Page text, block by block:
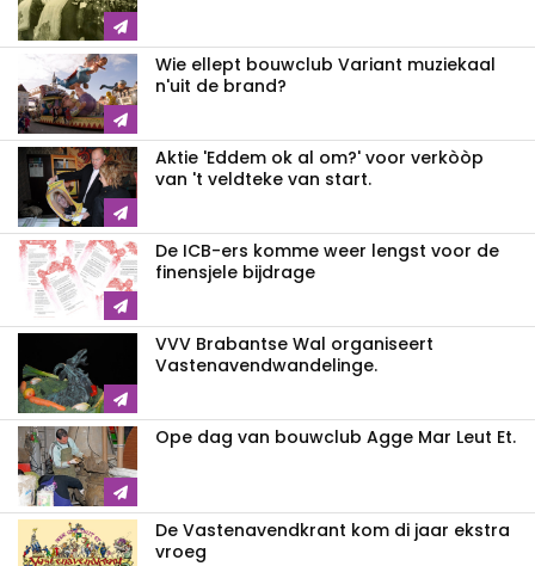
Wie ellept bouwclub Variant muziekaal
n'uit de brand?
Aktie 'Eddem ok al om?' voor verkòòp
van 't veldteke van start.
De ICB-ers komme weer lengst voor de
finensjele bijdrage
VVV Brabantse Wal organiseert
Vastenavendwandelinge.
Ope dag van bouwclub Agge Mar Leut Et.
De Vastenavendkrant kom di jaar ekstra
vroeg